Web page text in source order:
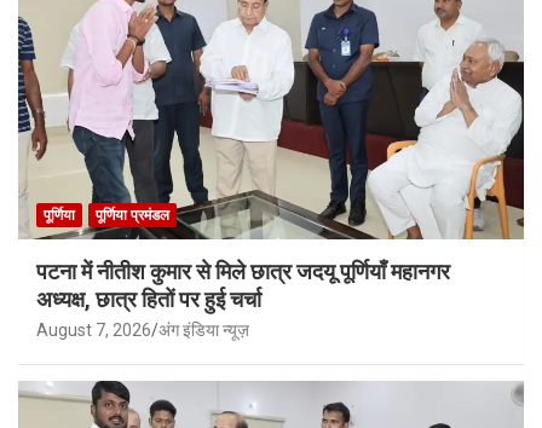
पूर्णिया पूर्णिया प्रमंडल
पटना में नीतीश कुमार से मिले छात्र जदयू पूर्णियाँ महानगर
अध्यक्ष, छात्र हितों पर हुई चर्चा
August 7, 2026 अंग इंडिया न्यूज़